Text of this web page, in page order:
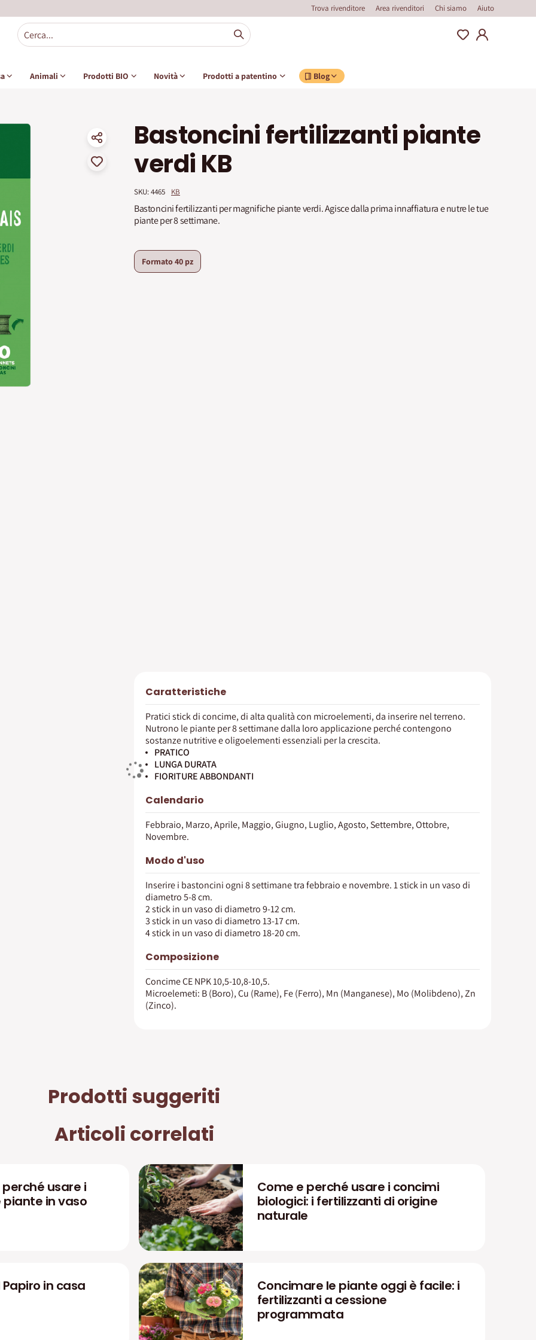
Trova rivenditore Area rivenditori Chi siamo Aiuto
Animali Prodotti BIO Novità Prodotti a patentino Blog
Bastoncini fertilizzanti piante
verdi KB
SKU: 4465 KB
Bastoncini fertilizzanti per magnifiche piante verdi. Agisce dalla prima innaffiatura e nutre le tue
piante per 8 settimane.
Formato40 pz
Caratteristiche
Pratici stick di concime, di alta qualità con microelementi, da inserire nel terreno.
Nutrono le piante per 8 settimane dalla loro applicazione perché contengono
sostanze nutritive e oligoelementi essenziali per la crescita.
PRATICO
LUNGA DURATA
FIORITURE ABBONDANTI
Calendario
Febbraio, Marzo, Aprile, Maggio, Giugno, Luglio, Agosto, Settembre, Ottobre,
Novembre.
Modo d'uso
Inserire i bastoncini ogni 8 settimane tra febbraio e novembre. 1 stick in un vaso di
diametro 5-8 cm.
2 stick in un vaso di diametro 9-12 cm.
3 stick in un vaso di diametro 13-17 cm.
4 stick in un vaso di diametro 18-20 cm.
Composizione
Concime CE NPK 10,5-10,8-10,5.
Microelemeti: B (Boro), Cu (Rame), Fe (Ferro), Mn (Manganese), Mo (Molibdeno), Zn
(Zinco).
Prodotti suggeriti
Articoli correlati
usare i
piante in vaso
Come e perché usare i concimi
biologici: i fertilizzanti di origine
naturale
in casa
Concimare le piante oggi è facile: i
fertilizzanti a cessione
programmata